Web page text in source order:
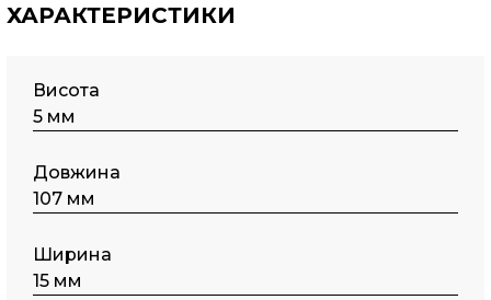
ХАРАКТЕРИСТИКИ
Висота
5 мм
Довжина
107 мм
Ширина
15 мм